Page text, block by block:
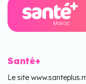
Santé+
Le site